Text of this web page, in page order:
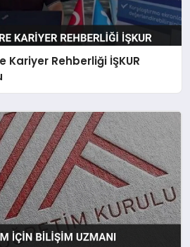
Kariyer Rehberliği İŞKUR